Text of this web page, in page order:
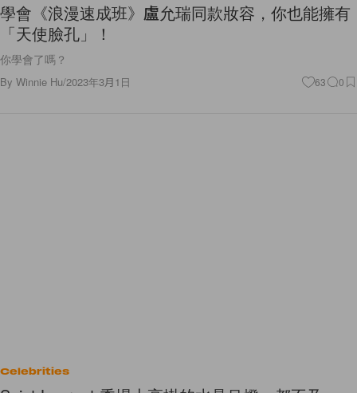
學會《浪漫速成班》盧允瑞同款妝容，你也能擁有
「天使臉孔」！
你學會了嗎？
By Winnie Hu/2023年3月1日 63 0
Celebrities